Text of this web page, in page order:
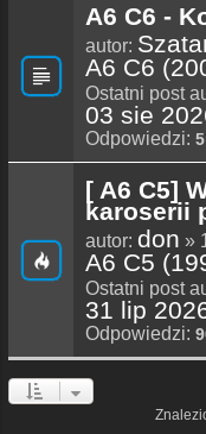
A6 C6 -
autor:
A6 C6
Ostatni post
03 sie
Odpowiedzi: 5
[ A6 C5]
karoserii
autor: don »
A6 C5
Ostatni post
31 lip
Odpowiedzi: